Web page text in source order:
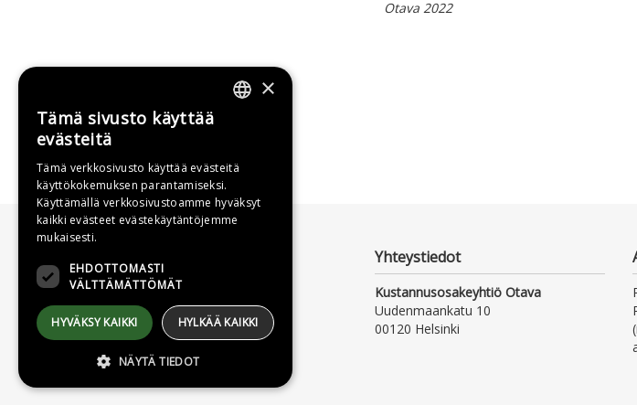
Otava 2022
Yhteystiedot
Kustannusosakeyhtiö Otava
Uudenmaankatu 10
00120 Helsinki
×
Tämä sivusto käyttää
evästeitä
Tämä verkkosivusto käyttää evästeitä
käyttökokemuksen parantamiseksi.
Käyttämällä verkkosivustoamme hyväksyt
kaikki evästeet evästekäytäntöjemme
mukaisesti.
EHDOTTOMASTI
VÄLTTÄMÄTTÖMÄT
HYVÄKSY KAIKKI HYLKÄÄ KAIKKI
NÄYTÄ TIEDOT